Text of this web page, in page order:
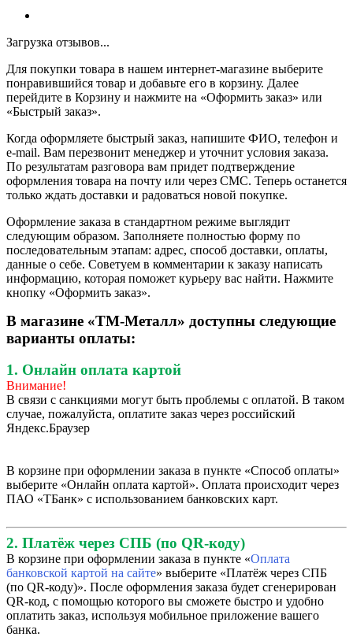
Загрузка отзывов...
Для покупки товара в нашем интернет-магазине выберите
понравившийся товар и добавьте его в корзину. Далее
перейдите в Корзину и нажмите на «Оформить заказ» или
«Быстрый заказ».
Когда оформляете быстрый заказ, напишите ФИО, телефон и
e-mail. Вам перезвонит менеджер и уточнит условия заказа.
По результатам разговора вам придет подтверждение
оформления товара на почту или через СМС. Теперь останется
только ждать доставки и радоваться новой покупке.
Оформление заказа в стандартном режиме выглядит
следующим образом. Заполняете полностью форму по
последовательным этапам: адрес, способ доставки, оплаты,
данные о себе. Советуем в комментарии к заказу написать
информацию, которая поможет курьеру вас найти. Нажмите
кнопку «Оформить заказ».
В магазине «ТМ-Металл» доступны следующие
варианты оплаты:
1. Онлайн оплата картой
Внимание!
В связи с санкциями могут быть проблемы с оплатой. В таком
случае, пожалуйста, оплатите заказ через российский
Яндекс.Браузер
В корзине при оформлении заказа в пункте «Способ оплаты»
выберите «Онлайн оплата картой». Оплата происходит через
ПАО «ТБанк» с использованием банковских карт.
2. Платёж через СПБ (по QR-коду)
В корзине при оформлении заказа в пункте «Оплата
банковской картой на сайте» выберите «Платёж через СПБ
(по QR-коду)». После оформления заказа будет сгенерирован
QR-код, с помощью которого вы сможете быстро и удобно
оплатить заказ, используя мобильное приложение вашего
банка.